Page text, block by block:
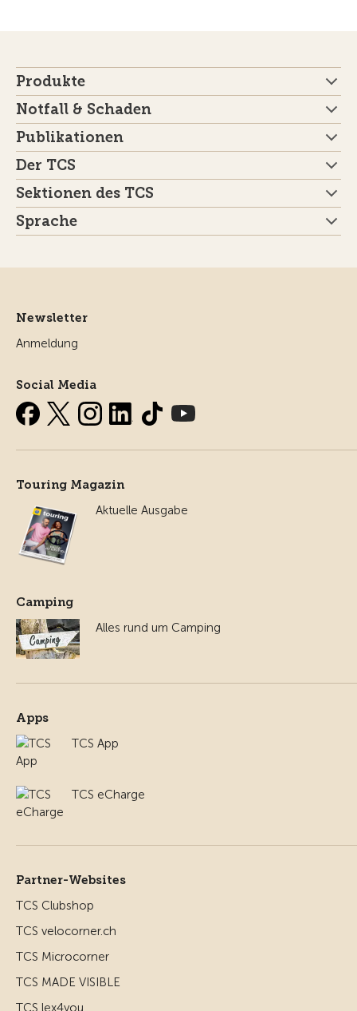
Produkte
Notfall & Schaden
Publikationen
Der TCS
Sektionen des TCS
Sprache
Newsletter
Anmeldung
Social Media
Touring Magazin
Aktuelle Ausgabe
Camping
Alles rund um Camping
Apps
TCS App
TCS eCharge
Partner-Websites
TCS Clubshop
TCS velocorner.ch
TCS Microcorner
TCS MADE VISIBLE
TCS lex4you